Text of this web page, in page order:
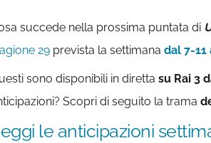
succede nella prossima puntata di
29 prevista la settimana dal 7-11
sono disponibili in diretta su Rai 3
Scopri di seguito la trama
le anticipazioni